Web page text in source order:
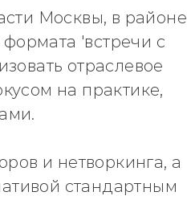
Москвы, в районе
'встречи с
отраслевое
на практике,
и нетворкинга, а
стандартным